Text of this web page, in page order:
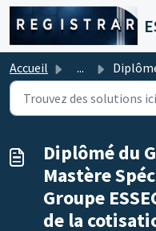
Passer au contenu
Accueil ... Diplômé du Global
Diplômé du
Mastère
Groupe
de la